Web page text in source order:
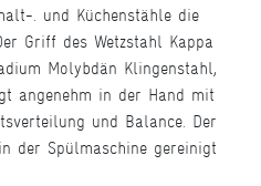
. und Küchenstähle die
Griff des Wetzstahl Kappa
Molybdän Klingenstahl,
angenehm in der Hand mit
und Balance. Der
der Spülmaschine gereinigt